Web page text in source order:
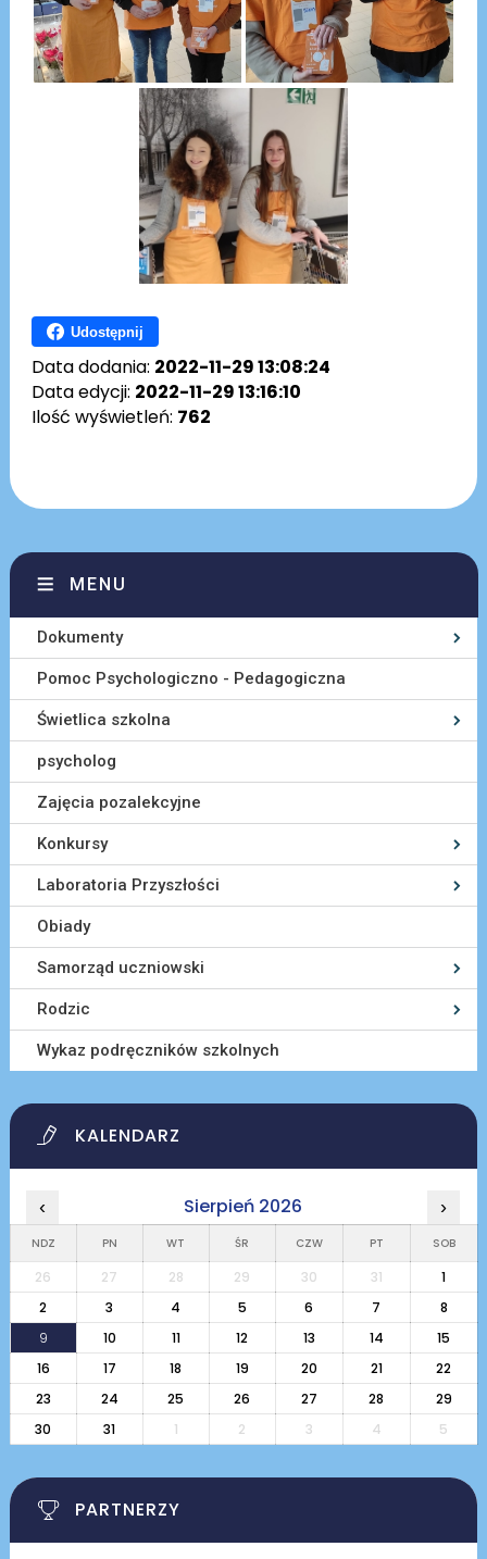
Udostępnij
Data dodania: 2022-11-29 13:08:24
Data edycji: 2022-11-29 13:16:10
Ilość wyświetleń: 762
MENU
Dokumenty
Pomoc Psychologiczno - Pedagogiczna
Świetlica szkolna
psycholog
Zajęcia pozalekcyjne
Konkursy
Laboratoria Przyszłości
Obiady
Samorząd uczniowski
Rodzic
Wykaz podręczników szkolnych
KALENDARZ
‹ Sierpień 2026 ›
NDZ PN WT ŚR CZW PT SOB
26 27 28 29 30 31
1
2
3 4 5 6 7
8
9
10 11 12 13 14
15
16
17 18 19 20 21
22
23
24 25 26 27 28
29
30
31 1 2 3 4 5
PARTNERZY